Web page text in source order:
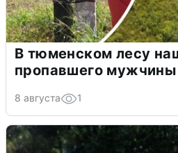
В тюменском лесу
пропавшего мужчины
8 августа 1